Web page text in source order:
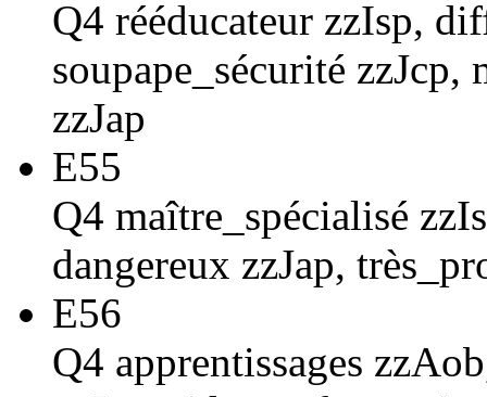
Q4 rééducateur zzIsp,
soupape_sécurité
zzJap
E55
Q4 maître_spécialisé
dangereux zzJap,
E56
Q4 apprentissages